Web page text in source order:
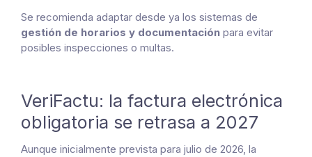
Se recomienda adaptar desde ya los sistemas de
gestión de horarios y documentación para evitar
posibles inspecciones o multas.
VeriFactu: la factura electrónica
obligatoria se retrasa a 2027
Aunque inicialmente prevista para julio de 2026, la